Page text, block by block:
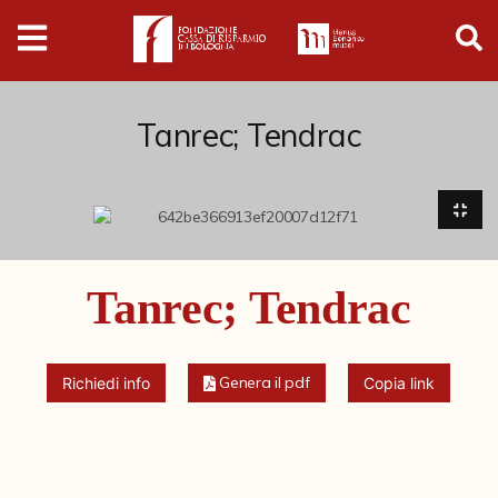
Digital
Humanities
Cataloghi storici
Tanrec; Tendrac
Tanrec; Tendrac
Richiedi info Genera il pdf Copia link